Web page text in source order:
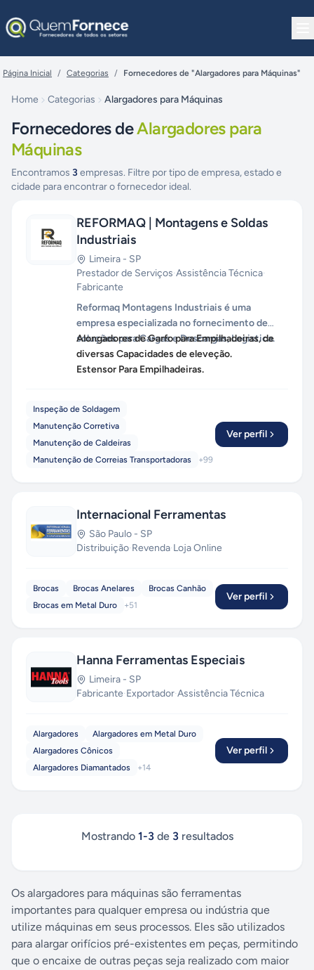
Página Inicial / Categorias / Fornecedores de "Alargadores para Máquinas"
Home Categorias Alargadores para Máquinas
Fornecedores deAlargadores para
Máquinas
Encontramos 3 empresas. Filtre por tipo de empresa, estado e
cidade para encontrar o fornecedor ideal.
REFORMAQ | Montagens e Soldas
Industriais
Limeira - SP
Prestador de Serviços·Assistência Técnica·
Fabricante
Reformaq Montagens Industriais é uma
empresa especializada no fornecimento de
soluções para Cargas e Descargas, Logistica.
Alongadores de Garfo para Empilhadeiras, de
diversas Capacidades de eleveção.
Estensor Para Empilhadeiras.
Inspeção de Soldagem
Manutenção Corretiva
Manutenção de Caldeiras
Manutenção de Correias Transportadoras
+99
Ver perfil
Internacional Ferramentas
São Paulo - SP
Distribuição·Revenda·Loja Online
Brocas Brocas Anelares
Brocas Canhão
Brocas em Metal Duro
+51
Ver perfil
Hanna Ferramentas Especiais
Limeira - SP
Fabricante·Exportador·Assistência Técnica
Alargadores
Alargadores em Metal Duro
Alargadores Cônicos
Alargadores Diamantados
+14
Ver perfil
Mostrando 1-3 de 3 resultados
Os alargadores para máquinas são ferramentas
importantes para qualquer empresa ou indústria que
utilize máquinas em seus processos. Eles são utilizados
para alargar orifícios pré-existentes em peças, permitindo
que o encaixe de outras peças seja realizado com maior